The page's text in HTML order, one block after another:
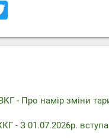
- Про намір зміни
- З 01.07.2026р.